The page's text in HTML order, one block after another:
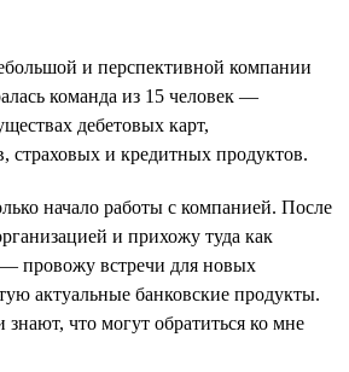
и перспективной компании
команда из 15 человек —
дебетовых карт,
страховых и кредитных продуктов.
начало работы с компанией. После
и прихожу туда как
провожу встречи для новых
актуальные банковские продукты.
что могут обратиться ко мне